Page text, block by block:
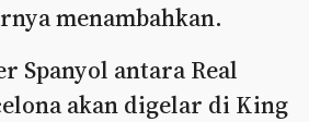
menambahkan.
Spanyol antara Real
akan digelar di King